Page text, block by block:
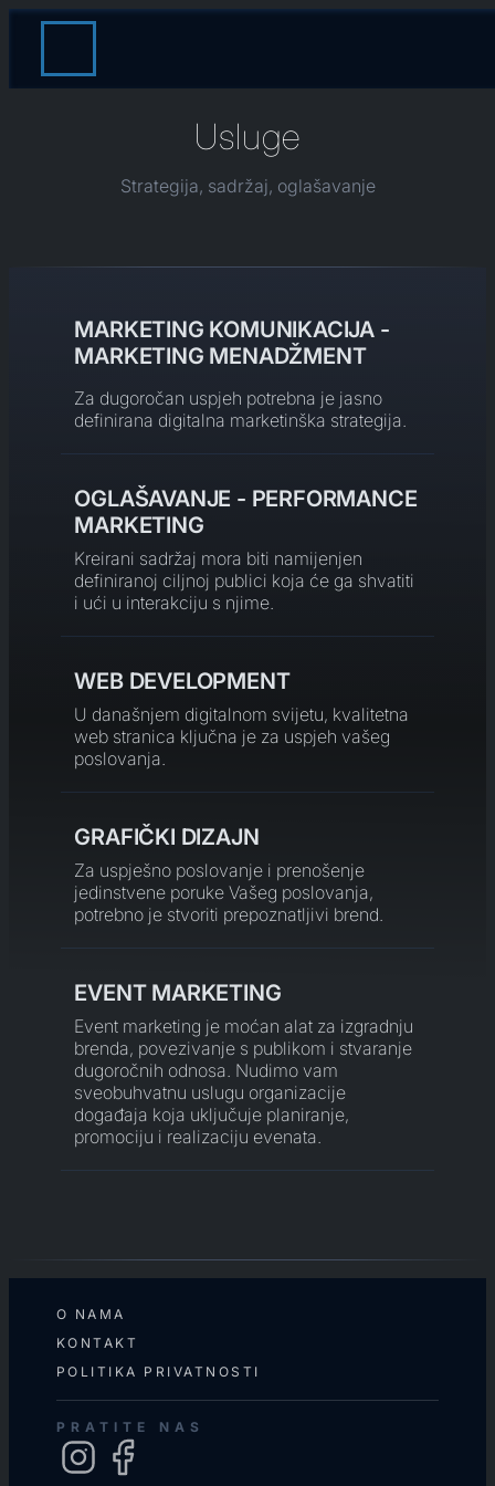
Usluge
Strategija, sadržaj, oglašavanje
MARKETING KOMUNIKACIJA -
MARKETING MENADŽMENT
Za dugoročan uspjeh potrebna je jasno
definirana digitalna marketinška strategija.
OGLAŠAVANJE - PERFORMANCE
MARKETING
Kreirani sadržaj mora biti namijenjen
definiranoj ciljnoj publici koja će ga shvatiti
i ući u interakciju s njime.
WEB DEVELOPMENT
U današnjem digitalnom svijetu, kvalitetna
web stranica ključna je za uspjeh vašeg
poslovanja.
GRAFIČKI DIZAJN
Za uspješno poslovanje i prenošenje
jedinstvene poruke Vašeg poslovanja,
potrebno je stvoriti prepoznatljivi brend.
EVENT MARKETING
Event marketing je moćan alat za izgradnju
brenda, povezivanje s publikom i stvaranje
dugoročnih odnosa. Nudimo vam
sveobuhvatnu uslugu organizacije
događaja koja uključuje planiranje,
promociju i realizaciju evenata.
O NAMA
KONTAKT
POLITIKA PRIVATNOSTI
PRATITE NAS